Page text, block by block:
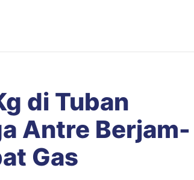
di Tuban
Antre Berjam-
Gas